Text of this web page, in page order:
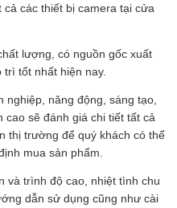
các thiết bị camera tại cửa
lượng, có nguồn gốc xuất
tốt nhất hiện nay.
năng động, sáng tạo,
sẽ đánh giá chi tiết tất cả
thị trường để quý khách có thể
mua sản phẩm.
và trình độ cao, nhiệt tình chu
dẫn sử dụng cũng như cài